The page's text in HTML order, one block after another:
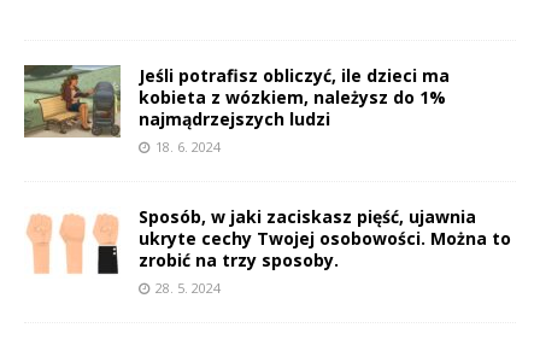
Jeśli potrafisz obliczyć, ile dzieci ma
kobieta z wózkiem, należysz do 1%
najmądrzejszych ludzi
18. 6. 2024
Sposób, w jaki zaciskasz pięść, ujawnia
ukryte cechy Twojej osobowości. Można to
zrobić na trzy sposoby.
28. 5. 2024